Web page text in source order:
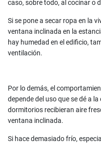
caso, sobre todo, al cocinar o
Si se pone a secar ropa en la
ventana inclinada en la
hay humedad en el edificio,
ventilación.
Por lo demás, el
depende del uso que se dé a
dormitorios recibieran aire
ventana inclinada.
Si hace demasiado frío,